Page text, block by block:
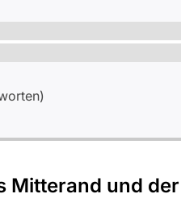
und